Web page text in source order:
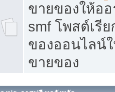
ขายของให้ออ
smf โพสต์เรี
ของออนไลน์
ขายของ